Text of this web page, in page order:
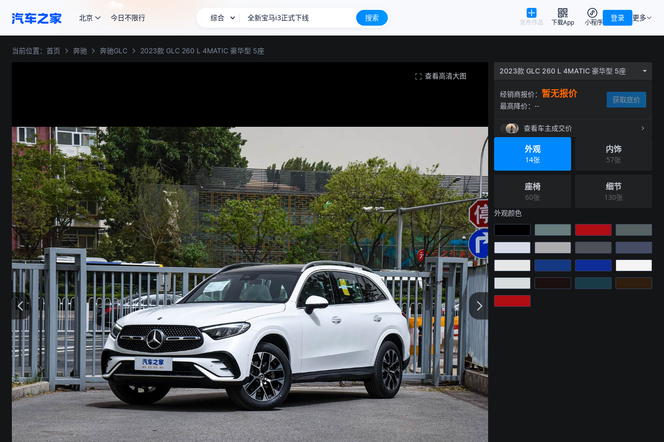
北京 今日不限行 综合
长城H10
搜索 更多
登录
发布作品 下载App 小程序
当前位置： 首页 奔驰 奔驰GLC 2023款 GLC 260 L 4MATIC 豪华型 5座
查看高清大图
2023款 GLC 260 L 4MATIC 豪华型 5座
经销商报价： 暂无报价
最高降价： --
获取底价
查看车主成交价
外观
14张
内饰
57张
座椅
60张
细节
130张
外观颜色